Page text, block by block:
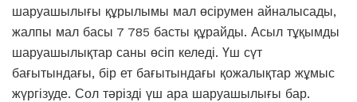
шаруашылығы құрылымы мал өсірумен айналысады,
жалпы мал басы 7 785 басты құрайды. Асыл тұқымды
шаруашылықтар саны өсіп келеді. Үш сүт
бағытындағы, бір ет бағытындағы қожалықтар жұмыс
жүргізуде. Сол тәрізді үш ара шаруашылығы бар.